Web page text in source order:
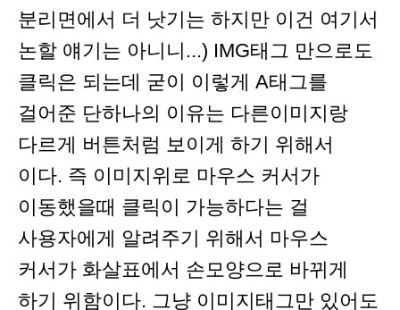
분리면에서 더 낫기는 하지만 이건 여기서
논할 얘기는 아니니...) IMG태그 만으로도
클릭은 되는데 굳이 이렇게 A태그를
걸어준 단하나의 이유는 다른이미지랑
다르게 버튼처럼 보이게 하기 위해서
이다. 즉 이미지위로 마우스 커서가
이동했을때 클릭이 가능하다는 걸
사용자에게 알려주기 위해서 마우스
커서가 화살표에서 손모양으로 바뀌게
하기 위함이다. 그냥 이미지태그만 있어도